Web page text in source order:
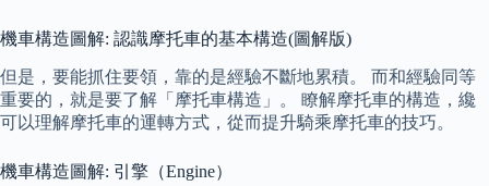
機車構造圖解: 認識摩托車的基本構造(圖解版)
但是，要能抓住要領，靠的是經驗不斷地累積。 而和經驗同等
重要的，就是要了解「摩托車構造」。 瞭解摩托車的構造，纔
可以理解摩托車的運轉方式，從而提升騎乘摩托車的技巧。
機車構造圖解: 引擎（Engine）